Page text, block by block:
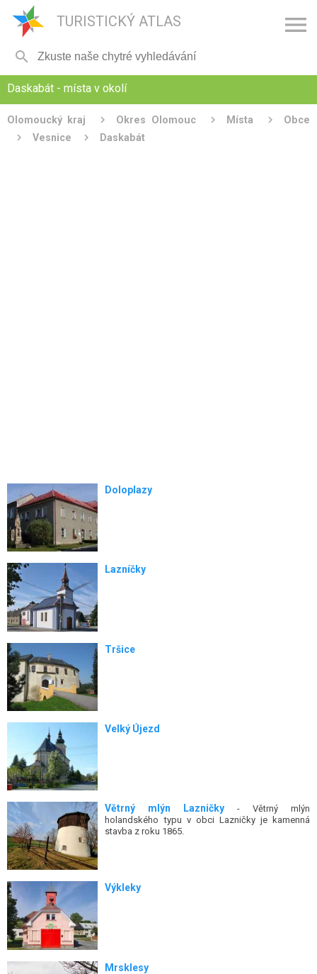
TURISTICKÝ ATLAS 

Daskabát - místa v okolí
Olomoucký kraj Okres Olomouc Místa
Obce
Vesnice
Daskabát
Doloplazy
Lazníčky
Tršice
Velký Újezd
Větrný mlýn Lazničky - Větrný mlýn
holandského typu v obci Lazničky je kamenná
stavba z roku 1865.
Výkleky
Mrsklesy